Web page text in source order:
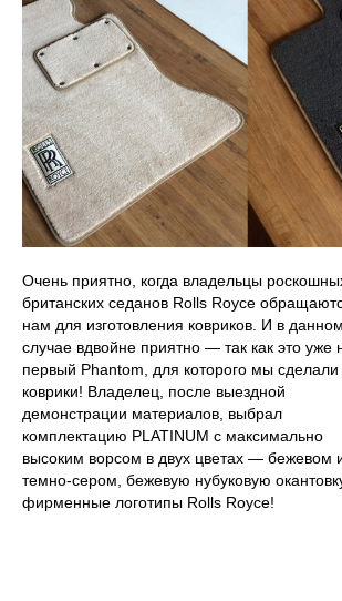
Очень приятно, когда владельцы
британских седанов Rolls Royce
нам для изготовления ковриков. И в данном
случае вдвойне приятно — так как это уже
первый Phantom, для которого мы сделали
коврики! Владелец, после выездной
демонстрации материалов, выбрал
комплектацию PLATINUM с максимально
высоким ворсом в двух цветах — бежевом
темно-сером, бежевую нубуковую
фирменные логотипы Rolls Royce!